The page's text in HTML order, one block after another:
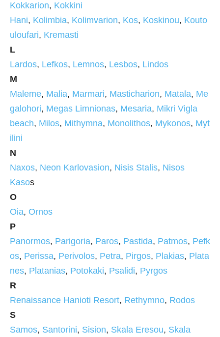
Kokkarion, Kokkini
Hani, Kolimbia, Kolimvarion, Kos, Koskinou, Kouto
uloufari, Kremasti
L
Lardos, Lefkos, Lemnos, Lesbos, Lindos
M
Maleme, Malia, Marmari, Masticharion, Matala, Me
galohori, Megas Limnionas, Mesaria, Mikri Vigla
beach, Milos, Mithymna, Monolithos, Mykonos, Myt
ilini
N
Naxos, Neon Karlovasion, Nisis Stalis, Nisos
Kasos
O
Oia, Ornos
P
Panormos, Parigoria, Paros, Pastida, Patmos, Pefk
os, Perissa, Perivolos, Petra, Pirgos, Plakias, Plata
nes, Platanias, Potokaki, Psalidi, Pyrgos
R
Renaissance Hanioti Resort, Rethymno, Rodos
S
Samos, Santorini, Sision, Skala Eresou, Skala